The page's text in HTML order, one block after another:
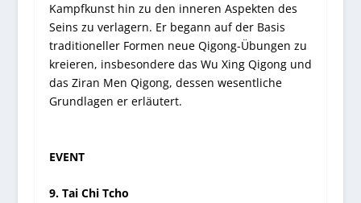
Kampfkunst hin zu den inneren Aspekten des
Seins zu verlagern. Er begann auf der Basis
traditioneller Formen neue Qigong-Übungen zu
kreieren, insbesondere das Wu Xing Qigong und
das Ziran Men Qigong, dessen wesentliche
Grundlagen er erläutert.
EVENT
9. Tai Chi Tcho